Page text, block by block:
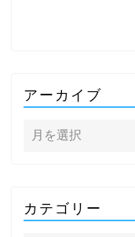
アーカイブ
カテゴリー